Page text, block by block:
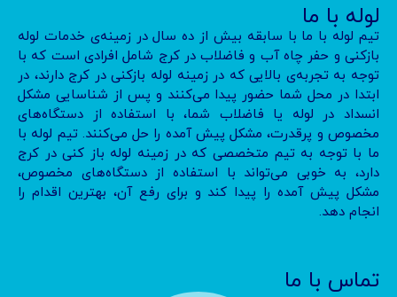
لوله با ما
تیم لوله با ما با سابقه بیش از ده سال در زمینه‌ی خدمات لوله
بازکنی و حفر چاه آب و فاضلاب در کرج شامل افرادی است که با
توجه به تجربه‌ی بالایی که در زمینه لوله بازکنی در کرج دارند، در
ابتدا در محل شما حضور پیدا می‌کنند و پس از شناسایی مشکل
انسداد در لوله یا فاضلاب شما، با استفاده از دستگاه‌های
مخصوص و پرقدرت، مشکل پیش آمده را حل می‌کنند. تیم لوله با
ما با توجه به تیم متخصصی که در زمینه لوله باز کنی در کرج
دارد، به خوبی می‌تواند با استفاده از دستگاه‌های مخصوص،
مشکل پیش آمده را پیدا کند و برای رفع آن، بهترین اقدام را
انجام دهد.
تماس با ما